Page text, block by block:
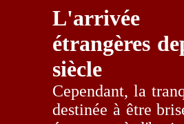
L'arrivée
étrangères
siècle
Cependant, la
destinée à être